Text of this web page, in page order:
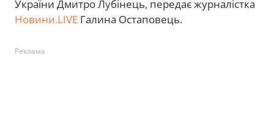
України Дмитро Лубінець, передає журналістка
Новини.LIVE Галина Остаповець.
Реклама